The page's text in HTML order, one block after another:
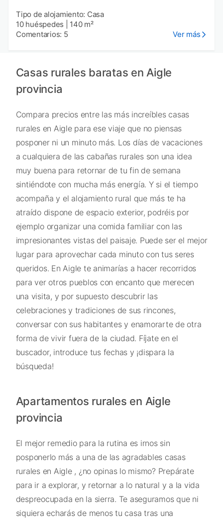
Tipo de alojamiento: Casa
10 huéspedes
140 m²
Comentarios: 5
Ver más
Casas rurales baratas en Aigle
provincia
Compara precios entre las más increíbles casas
rurales en Aigle para ese viaje que no piensas
posponer ni un minuto más. Los días de vacaciones
a cualquiera de las cabañas rurales son una idea
muy buena para retornar de tu fin de semana
sintiéndote con mucha más energía. Y si el tiempo
acompaña y el alojamiento rural que más te ha
atraído dispone de espacio exterior, podréis por
ejemplo organizar una comida familiar con las
impresionantes vistas del paisaje. Puede ser el mejor
lugar para aprovechar cada minuto con tus seres
queridos. En Aigle te animarías a hacer recorridos
para ver otros pueblos con encanto que merecen
una visita, y por supuesto descubrir las
celebraciones y tradiciones de sus rincones,
conversar con sus habitantes y enamorarte de otra
forma de vivir fuera de la ciudad. Fíjate en el
buscador, introduce tus fechas y ¡dispara la
búsqueda!
Apartamentos rurales en Aigle
provincia
El mejor remedio para la rutina es irnos sin
posponerlo más a una de las agradables casas
rurales en Aigle , ¿no opinas lo mismo? Prepárate
para ir a explorar, y retornar a lo natural y a la vida
despreocupada en la sierra. Te aseguramos que ni
siquiera echarás de menos tu casa tras una